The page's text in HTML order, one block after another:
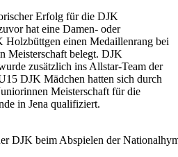
Erfolg für die DJK
hat eine Damen- oder
Holzbüttgen einen Medaillenrang bei
Meisterschaft belegt. DJK
zusätzlich ins Allstar-Team der
DJK Mädchen hatten sich durch
Meisterschaft für die
in Jena qualifiziert.
DJK beim Abspielen der